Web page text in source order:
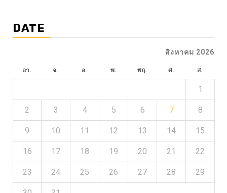
DATE
สิงหาคม 2026
อา. จ. อ. พ. พฤ. ศ. ส.
1
2 3 4 5 6 7 8
9 10 11 12 13 14 15
16 17 18 19 20 21 22
23 24 25 26 27 28 29